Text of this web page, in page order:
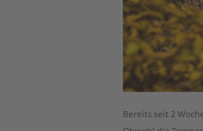
Bereits seit 2